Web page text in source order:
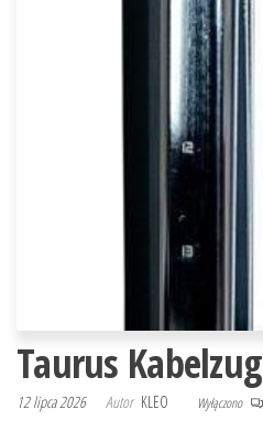
Taurus Kabelzug
12 lipca 2026 Autor KLEO Wyłączono